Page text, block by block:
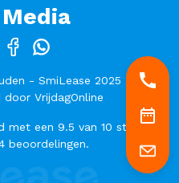
- SmiLease 2025
door VrijdagOnline
met een 9.5 van 10 sterren
beoordelingen.